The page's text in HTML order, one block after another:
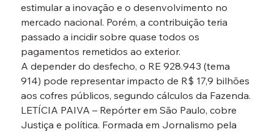
estimular a inovação e o desenvolvimento no
mercado nacional. Porém, a contribuição teria
passado a incidir sobre quase todos os
pagamentos remetidos ao exterior.
A depender do desfecho, o RE 928.943 (tema
914) pode representar impacto de R$ 17,9 bilhões
aos cofres públicos, segundo cálculos da Fazenda.
LETÍCIA PAIVA – Repórter em São Paulo, cobre
Justiça e política. Formada em Jornalismo pela